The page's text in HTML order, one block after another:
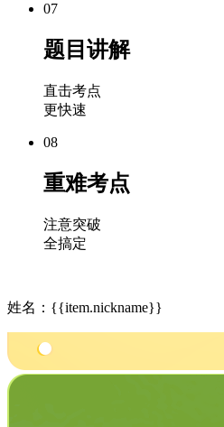
07
题目讲解
直击考点
更快速
08
重难考点
注意突破
全搞定
姓名：{{item.nickname}}